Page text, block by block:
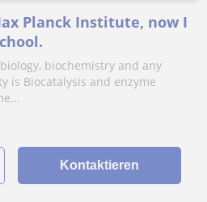
Planck Institute, now I
biochemistry and any
is Biocatalysis and enzyme
Kontaktieren